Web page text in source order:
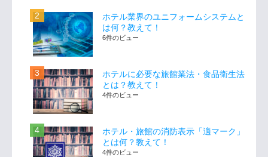
ホテル業界のユニフォームシステムと
は何？教えて！
6件のビュー
ホテルに必要な旅館業法・食品衛生法
とは？教えて！
4件のビュー
ホテル・旅館の消防表示「適マーク」
とは何？教えて！
4件のビュー